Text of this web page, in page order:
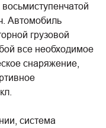
Автомобиль
грузовой
все необходимое
снаряжение,
система